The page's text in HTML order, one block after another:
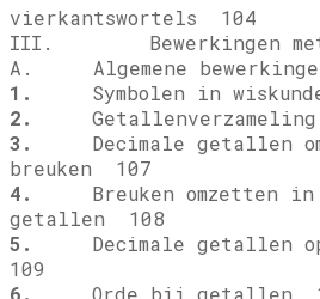
vierkantswortels 104
III. Bewerkingen met
A. Algemene
1.
Symbolen in
2.
3.
Decimale getallen
breuken 107
4.
Breuken omzetten in
getallen 108
5.
Decimale getallen
109
6.
Orde bij getallen